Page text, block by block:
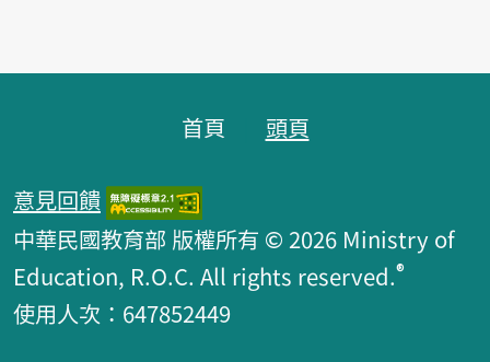
首頁 頭頁
意見回饋
中華民國教育部 版權所有 © 2026 Ministry of
Education, R.O.C. All rights reserved.®
使用人次：647852449